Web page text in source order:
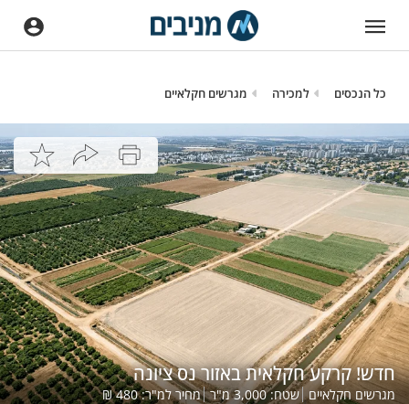
כל הנכסים למכירה מגרשים חקלאיים
חדש! קרקע חקלאית באזור נס ציונה
מגרשים חקלאיים שטח:3,000מ"ר מחיר למ"ר:480
₪